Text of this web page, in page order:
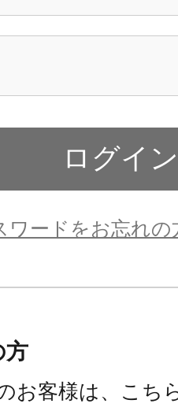
ワードをお忘れの
方
お客様は、こち